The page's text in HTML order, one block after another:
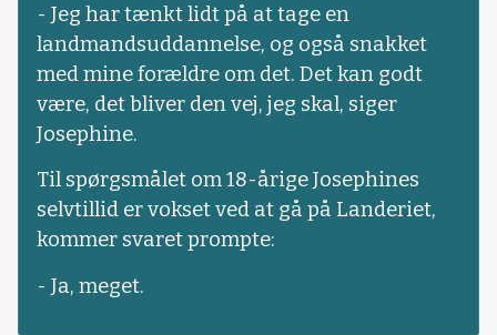
- Jeg har tænkt lidt på at tage en
landmandsuddannelse, og også snakket
med mine forældre om det. Det kan godt
være, det bliver den vej, jeg skal, siger
Josephine.
Til spørgsmålet om 18-årige Josephines
selvtillid er vokset ved at gå på Landeriet,
kommer svaret prompte:
- Ja, meget.